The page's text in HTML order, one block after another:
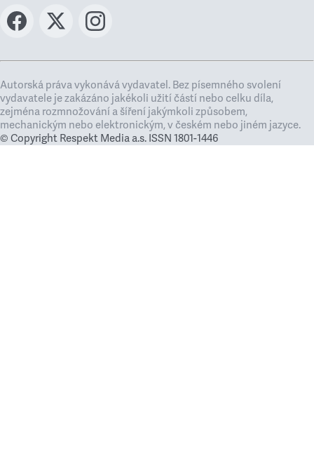
Autorská práva vykonává vydavatel. Bez písemného svolení
vydavatele je zakázáno jakékoli užití částí nebo celku díla,
zejména rozmnožování a šíření jakýmkoli způsobem,
mechanickým nebo elektronickým, v českém nebo jiném jazyce.
© Copyright Respekt Media a.s. ISSN 1801-1446